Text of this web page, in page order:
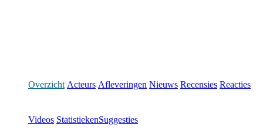
Overzicht Acteurs Afleveringen Nieuws Recensies Reacties
Videos StatistiekenSuggesties